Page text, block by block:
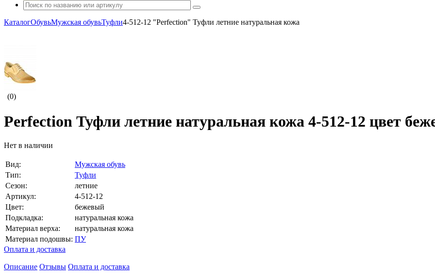
КаталогОбувьМужская обувьТуфли4-512-12 "Perfection" Туфли летние натуральная кожа
(0)
Perfection Туфли летние натуральная кожа 4-512-12 цвет
Нет в наличии
Вид:
Мужская обувь
Тип:
Туфли
Сезон:
летние
Артикул:
4-512-12
Цвет:
бежевый
Подкладка:
натуральная кожа
Материал верха:
натуральная кожа
Материал подошвы: ПУ
Оплата и доставка
Описание Отзывы Оплата и доставка